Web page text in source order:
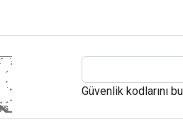
Güvenlik kodlarını